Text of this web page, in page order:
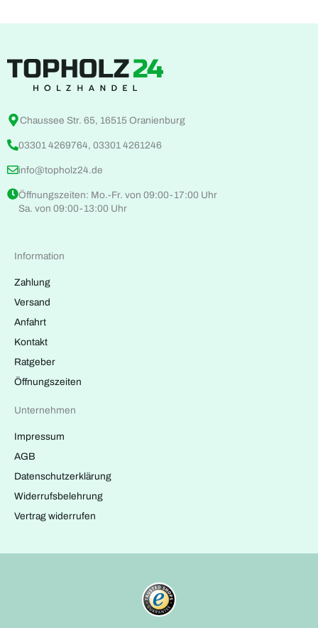
Chaussee Str. 65, 16515 Oranienburg
03301 4269764, 03301 4261246
info@topholz24.de
Öffnungszeiten: Mo.-Fr. von 09:00-17:00 Uhr
Sa. von 09:00-13:00 Uhr
Information
Zahlung
Versand
Anfahrt
Kontakt
Ratgeber
Öffnungszeiten
Unternehmen
Impressum
AGB
Datenschutzerklärung
Widerrufsbelehrung
Vertrag widerrufen